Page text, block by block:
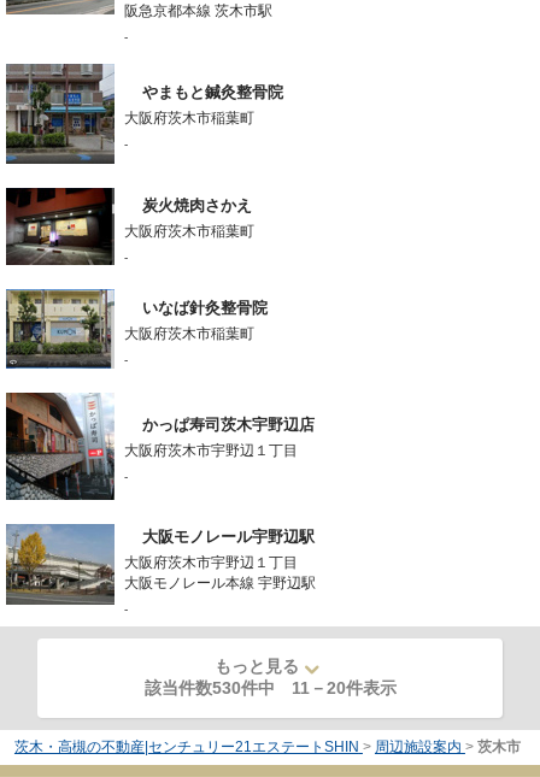
阪急京都本線 茨木市駅
-
やまもと鍼灸整骨院
大阪府茨木市稲葉町
-
炭火焼肉さかえ
大阪府茨木市稲葉町
-
いなば針灸整骨院
大阪府茨木市稲葉町
-
かっぱ寿司茨木宇野辺店
大阪府茨木市宇野辺１丁目
-
大阪モノレール宇野辺駅
大阪府茨木市宇野辺１丁目
大阪モノレール本線 宇野辺駅
-
もっと見る
該当件数530件中 11 －20件表示
茨木・高槻の不動産|センチュリー21エステートSHIN > 周辺施設案内 > 茨木市